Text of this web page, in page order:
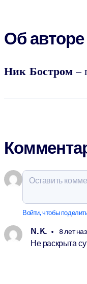
Об авторе
Ник Бостром –
Войти, чтобы
N. K. 8 лет
Не раскрыта